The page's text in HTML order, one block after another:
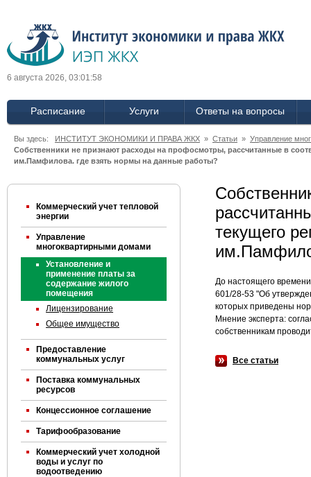
6 августа 2026, 03:01:58
Расписание Услуги Ответы на вопросы
Вы здесь: ИНСТИТУТ ЭКОНОМИКИ И ПРАВА ЖКХ » Статьи » Управление
Собственники не признают расходы на профосмотры, рассчитанные в
им.Памфилова. где взять нормы на данные работы?
Коммерческий учет тепловой
энергии
Управление
многоквартирными домами
Установление и
применение платы за
содержание жилого
помещения
Лицензирование
Общее имущество
Предоставление
коммунальных услуг
Поставка коммунальных
ресурсов
Концессионное соглашение
Тарифообразование
Коммерческий учет холодной
воды и услуг по
водоотведению
текущего
До настоящего
601/28-53 "Об
которых приведены
Мнение эксперта:
собственникам
Все статьи